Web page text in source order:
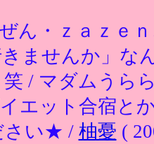
ん・ｚａｚｅ
ませんか」な
/ マダムうら
エット合宿と
さい★ / 柚憂 (